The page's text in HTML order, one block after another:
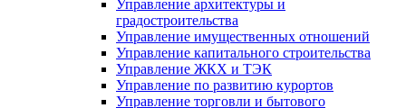
Управление архитектуры и
градостроительства
Управление имущественных отношений
Управление капитального строительства
Управление ЖКХ и ТЭК
Управление по развитию курортов
Управление торговли и бытового